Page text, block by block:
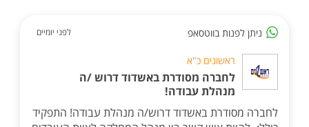
ניתן לפנות בווטסאפ לפני יומיים
ראשונים כ"א
לחברה מסודרת באשדוד דרוש /ה
מנהלת עבודה!
לחברה מסודרת באשדוד דרוש/ה מנהלת עבודה! התפקיד